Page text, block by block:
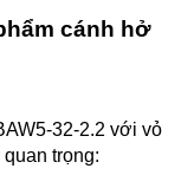
cánh hở
32-2.2 với vỏ
trọng: